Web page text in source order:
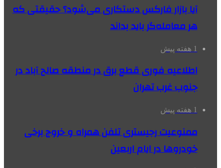
آیا بازار فارکس دستکاری می‌شود؟ حقیقتی که
هر معامله‌گر باید بداند
1 هفته پیش
اطلاعیه فوری قطع برق در منطقه صالح آباد در
جنوب غرب تهران
1 هفته پیش
ممنوعیت رجیستری تلفن همراه و خروج برخی
خودروها در ایام اربعین